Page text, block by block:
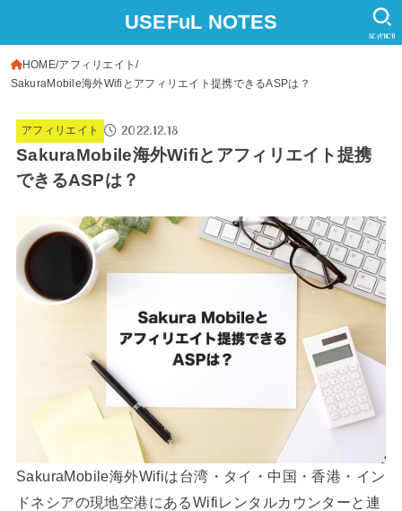
USEFuL NOTES
SEARCH
HOME アフィリエイト
SakuraMobile海外Wifiとアフィリエイト提携できるASPは？
アフィリエイト 2022.12.18
SakuraMobile海外Wifiとアフィリエイト提携
できるASPは？
SakuraMobile海外Wifiは台湾・タイ・中国・香港・イン
ドネシアの現地空港にあるWifiレンタルカウンターと連